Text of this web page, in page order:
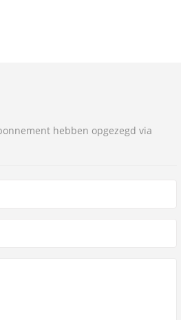
hebben opgezegd via